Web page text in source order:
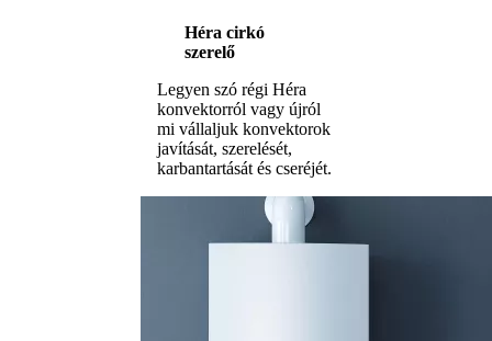
Héra cirkó
szerelő
Legyen szó régi Héra
konvektorról vagy újról
mi vállaljuk konvektorok
javítását, szerelését,
karbantartását és cseréjét.